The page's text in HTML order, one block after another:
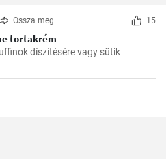
Ossza meg 15
tortakrém
díszítésére vagy sütik